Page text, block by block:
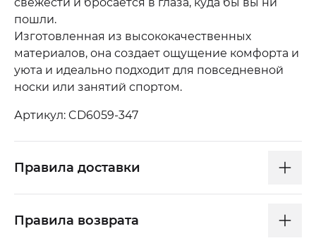
пошли.
Изготовленная из высококачественных
материалов, она создает ощущение комфорта и
уюта и идеально подходит для повседневной
носки или занятий спортом.
Артикул: CD6059-347
Правила доставки
Правила возврата